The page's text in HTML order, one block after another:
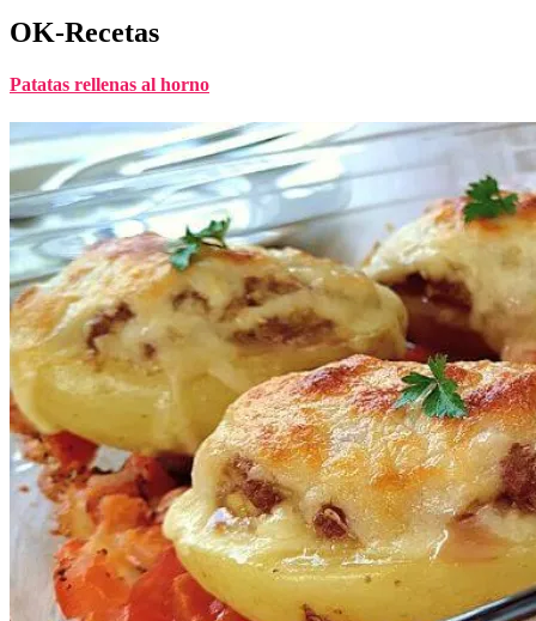
OK-Recetas
Patatas rellenas al horno